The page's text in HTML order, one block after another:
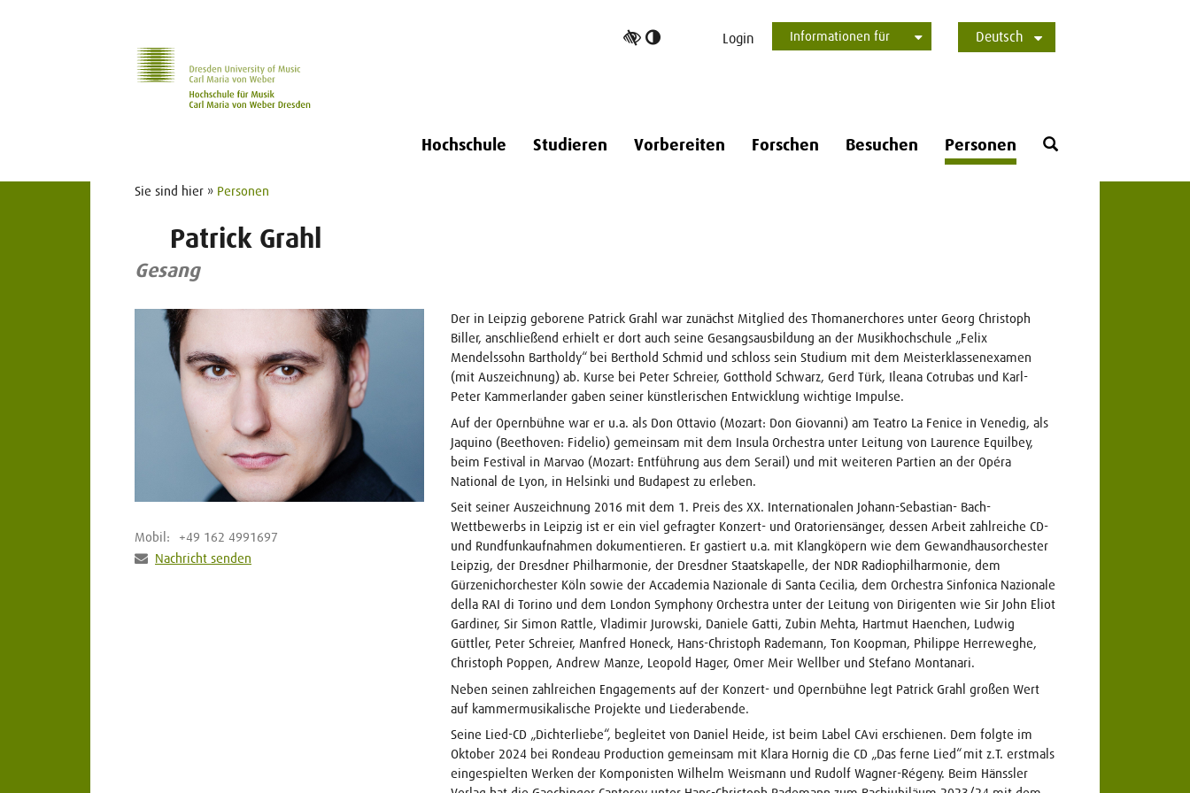
Login Informationen für
Deutsch
Hochschule Studieren Vorbereiten Forschen Besuchen Personen
Sie sind hier » Personen
Patrick Grahl
Gesang
Mobil:
+49 162 4991697
Nachricht senden
Der in Leipzig geborene Patrick Grahl war zunächst Mitglied des Thomanerchores unter Georg Christoph
Biller, anschließend erhielt er dort auch seine Gesangsausbildung an der Musikhochschule „Felix
Mendelssohn Bartholdy“ bei Berthold Schmid und schloss sein Studium mit dem Meisterklassenexamen
(mit Auszeichnung) ab. Kurse bei Peter Schreier, Gotthold Schwarz, Gerd Türk, Ileana Cotrubas und Karl-
Peter Kammerlander gaben seiner künstlerischen Entwicklung wichtige Impulse.
Auf der Opernbühne war er u.a. als Don Ottavio (Mozart: Don Giovanni) am Teatro La Fenice in Venedig, als
Jaquino (Beethoven: Fidelio) gemeinsam mit dem Insula Orchestra unter Leitung von Laurence Equilbey,
beim Festival in Marvao (Mozart: Entführung aus dem Serail) und mit weiteren Partien an der Opéra
National de Lyon, in Helsinki und Budapest zu erleben.
Seit seiner Auszeichnung 2016 mit dem 1. Preis des XX. Internationalen Johann-Sebastian- Bach-
Wettbewerbs in Leipzig ist er ein viel gefragter Konzert- und Oratoriensänger, dessen Arbeit zahlreiche CD-
und Rundfunkaufnahmen dokumentieren. Er gastiert u.a. mit Klangköpern wie dem Gewandhausorchester
Leipzig, der Dresdner Philharmonie, der Dresdner Staatskapelle, der NDR Radiophilharmonie, dem
Gürzenichorchester Köln sowie der Accademia Nazionale di Santa Cecilia, dem Orchestra Sinfonica Nazionale
della RAI di Torino und dem London Symphony Orchestra unter der Leitung von Dirigenten wie Sir John Eliot
Gardiner, Sir Simon Rattle, Vladimir Jurowski, Daniele Gatti, Zubin Mehta, Hartmut Haenchen, Ludwig
Güttler, Peter Schreier, Manfred Honeck, Hans-Christoph Rademann, Ton Koopman, Philippe Herreweghe,
Christoph Poppen, Andrew Manze, Leopold Hager, Omer Meir Wellber und Stefano Montanari.
Neben seinen zahlreichen Engagements auf der Konzert- und Opernbühne legt Patrick Grahl großen Wert
auf kammermusikalische Projekte und Liederabende.
Seine Lied-CD „Dichterliebe“, begleitet von Daniel Heide, ist beim Label CAvi erschienen. Dem folgte im
Oktober 2024 bei Rondeau Production gemeinsam mit Klara Hornig die CD „Das ferne Lied“ mit z.T. erstmals
eingespielten Werken der Komponisten Wilhelm Weismann und Rudolf Wagner-Régeny. Beim Hänssler